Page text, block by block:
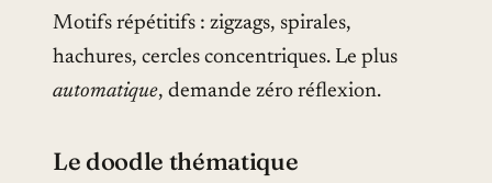
Motifs répétitifs : zigzags, spirales,
hachures, cercles concentriques. Le plus
automatique, demande zéro réflexion.
Le doodle thématique